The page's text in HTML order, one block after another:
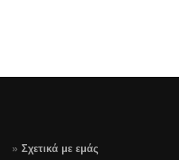
Σχετικά με εμάς